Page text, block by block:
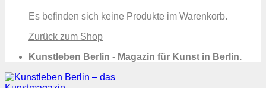
Es befinden sich keine Produkte im Warenkorb.
Zurück zum Shop
Kunstleben Berlin - Magazin für Kunst in Berlin.